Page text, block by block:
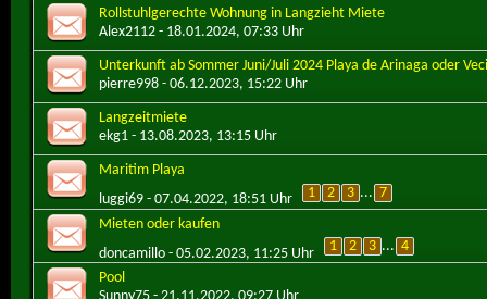
Rollstuhlgerechte Wohnung in Langzieht Miete
Alex2112 - 18.01.2024, 07:33 Uhr
Unterkunft ab Sommer Juni/Juli 2024 Playa de Arinaga oder
pierre998 - 06.12.2023, 15:22 Uhr
Langzeitmiete
ekg1 - 13.08.2023, 13:15 Uhr
Maritim Playa
luggi69 - 07.04.2022, 18:51 Uhr 1 2 3 ... 7
Mieten oder kaufen
doncamillo - 05.02.2023, 11:25 Uhr 1 2 3 ... 4
Pool